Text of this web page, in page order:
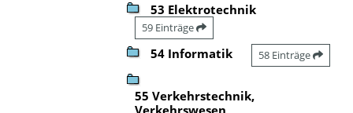
53 Elektrotechnik
59 Einträge
54 Informatik 58 Einträge
55 Verkehrstechnik,
Verkehrswesen